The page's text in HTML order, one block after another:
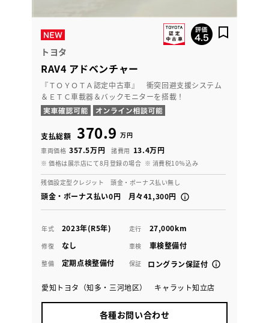
トヨタ
RAV4 アドベンチャー
『ＴＯＹＯＴＡ認定中古車』 衝突回避支援システム
＆ＥＴＣ車載器＆バックモニターを搭載！
支払総額 370.9 万円
車両価格 357.5万円 諸費用 13.4万円
※ 価格は展示店にて8月登録の場合 ※ 消費税10％込み
残価設定型クレジット 頭金・ボーナス払い無し
頭金・ボーナス払い0円 月々41,300円
年式 2023年(R5年) 走行 27,000km
修復 なし 車検 車検整備付
整備 定期点検整備付 保証 ロングラン保証付
愛知トヨタ（知多・三河地区） キャラット知立店
各種お問い合わせ